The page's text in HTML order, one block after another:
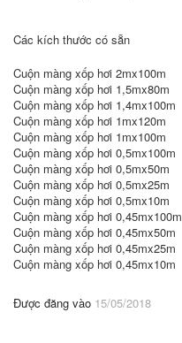
Các kích thước có sẵn
Cuộn màng xốp hơi 2mx100m
Cuộn màng xốp hơi 1,5mx80m
Cuộn màng xốp hơi 1,4mx100m
Cuộn màng xốp hơi 1mx120m
Cuộn màng xốp hơi 1mx100m
Cuộn màng xốp hơi 0,5mx100m
Cuộn màng xốp hơi 0,5mx50m
Cuộn màng xốp hơi 0,5mx25m
Cuộn màng xốp hơi 0,5mx10m
Cuộn màng xốp hơi 0,45mx100m
Cuộn màng xốp hơi 0,45mx50m
Cuộn màng xốp hơi 0,45mx25m
Cuộn màng xốp hơi 0,45mx10m
Được đăng vào 15/05/2018